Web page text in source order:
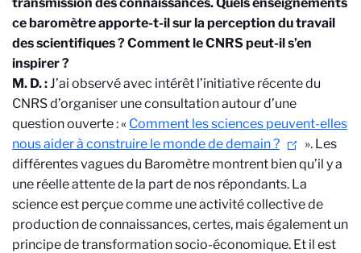
ce baromètre apporte-t-il sur la perception du travail
des scientifiques ? Comment le CNRS peut-il s’en
inspirer ?
M. D. : J’ai observé avec intérêt l’initiative récente du
CNRS d’organiser une consultation autour d’une
question ouverte : « Comment les sciences peuvent-elles
nous aider à construire le monde de demain ?
». Les
différentes vagues du Baromètre montrent bien qu’il y a
une réelle attente de la part de nos répondants. La
science est perçue comme une activité collective de
production de connaissances, certes, mais également un
principe de transformation socio-économique. Et il est